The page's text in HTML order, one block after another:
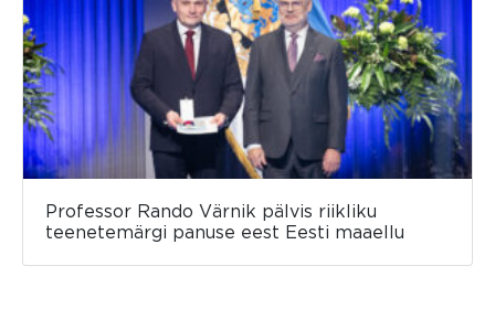
Professor Rando Värnik pälvis riikliku
teenetemärgi panuse eest Eesti maaellu